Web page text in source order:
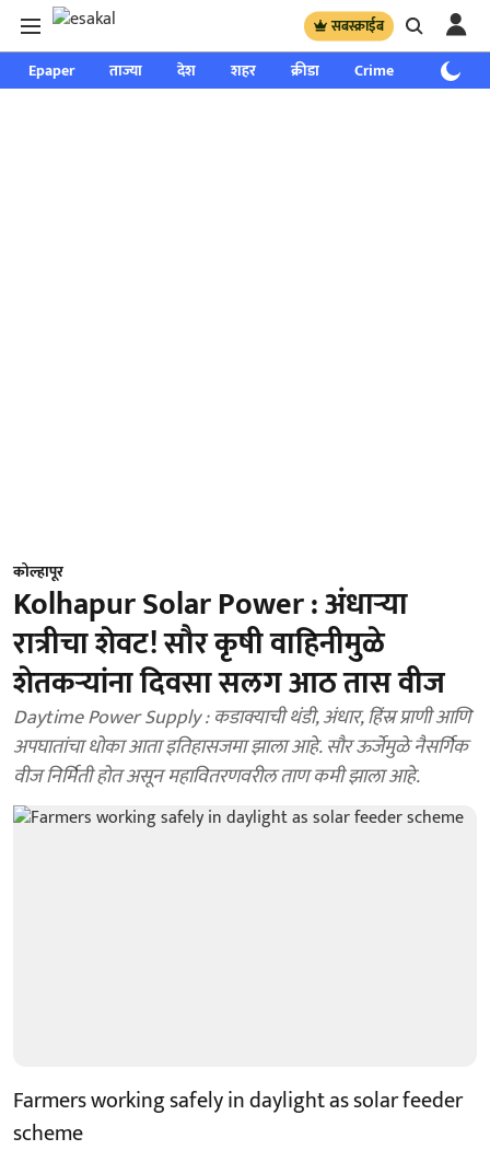
सबस्क्राईब
Epaper ताज्या देश शहर क्रीडा Crime साप्ताहिक
कोल्हापूर
Kolhapur Solar Power : अंधाऱ्या
रात्रीचा शेवट! सौर कृषी वाहिनीमुळे
शेतकऱ्यांना दिवसा सलग आठ तास वीज
Daytime Power Supply : कडाक्याची थंडी, अंधार, हिंस्र प्राणी आणि
अपघातांचा धोका आता इतिहासजमा झाला आहे. सौर ऊर्जेमुळे नैसर्गिक
वीज निर्मिती होत असून महावितरणवरील ताण कमी झाला आहे.
Farmers working safely in daylight as solar feeder
scheme